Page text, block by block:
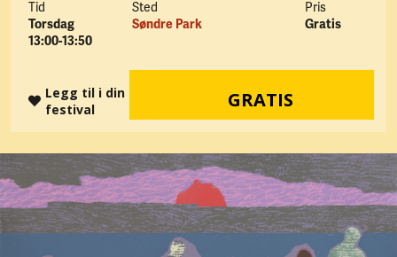
Tid
Torsdag
13:00-13:50
Sted
Søndre Park
Pris
Gratis
GRATIS
Legg til i din
festival